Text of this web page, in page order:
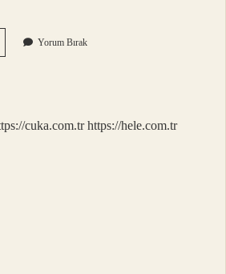
Yorum Bırak
cuka.com.tr https://hele.com.tr